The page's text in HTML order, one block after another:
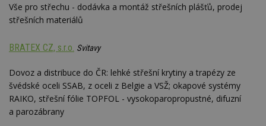
Vše pro střechu - dodávka a montáž střešních plášťů, prodej
střešních materiálů
BRATEX CZ, s.r.o. Svitavy
Dovoz a distribuce do ČR: lehké střešní krytiny a trapézy ze
švédské oceli SSAB, z oceli z Belgie a VSŽ; okapové systémy
RAIKO, střešní fólie TOPFOL - vysokoparopropustné, difuzní
a parozábrany